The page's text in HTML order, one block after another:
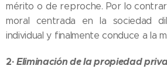
mérito o de reproche. Por lo
moral centrada en la sociedad
individual y finalmente conduce a la
2·Eliminación de la propiedad